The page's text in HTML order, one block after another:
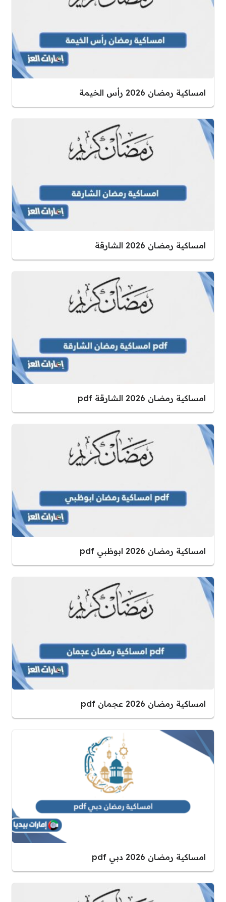
امساكية رمضان 2026 رأس الخيمة
امساكية رمضان 2026 الشارقة
امساكية رمضان 2026 الشارقة pdf
امساكية رمضان 2026 ابوظبي pdf
امساكية رمضان 2026 عجمان pdf
امساكية رمضان 2026 دبي pdf